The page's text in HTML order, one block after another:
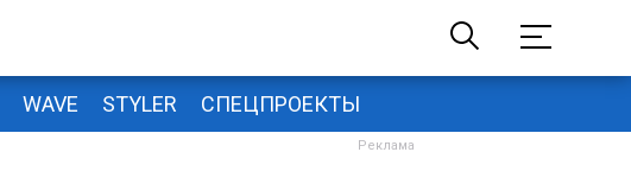
WAVE STYLER СПЕЦПРОЕКТЫ